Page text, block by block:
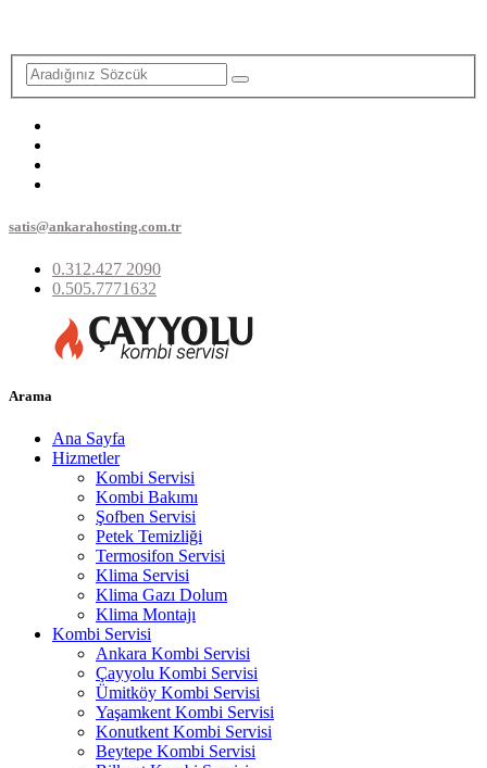
satis@ankarahosting.com.tr
0.312.427 2090
0.505.7771632
Arama
Ana Sayfa
Hizmetler
Kombi Servisi
Kombi Bakımı
Şofben Servisi
Petek Temizliği
Termosifon Servisi
Klima Servisi
Klima Gazı Dolum
Klima Montajı
Kombi Servisi
Ankara Kombi Servisi
Çayyolu Kombi Servisi
Ümitköy Kombi Servisi
Yaşamkent Kombi Servisi
Konutkent Kombi Servisi
Beytepe Kombi Servisi